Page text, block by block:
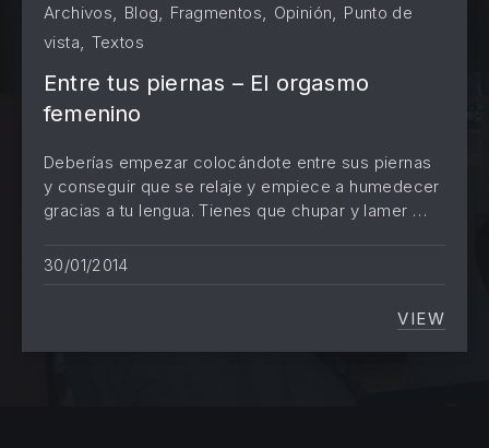
Archivos, Blog, Fragmentos, Opinión, Punto de
vista, Textos
Entre tus piernas – El orgasmo
femenino
Deberías empezar colocándote entre sus piernas
y conseguir que se relaje y empiece a humedecer
gracias a tu lengua. Tienes que chupar y lamer …
30/01/2014
VIEWENTRE
PREVIOUS